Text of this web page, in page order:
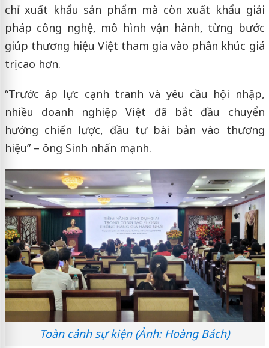
chỉ xuất khẩu sản phẩm mà còn xuất khẩu giải
pháp công nghệ, mô hình vận hành, từng bước
giúp thương hiệu Việt tham gia vào phân khúc giá
trị cao hơn.
“Trước áp lực cạnh tranh và yêu cầu hội nhập,
nhiều doanh nghiệp Việt đã bắt đầu chuyển
hướng chiến lược, đầu tư bài bản vào thương
hiệu” – ông Sinh nhấn mạnh.
Toàn cảnh sự kiện (Ảnh: Hoàng Bách)